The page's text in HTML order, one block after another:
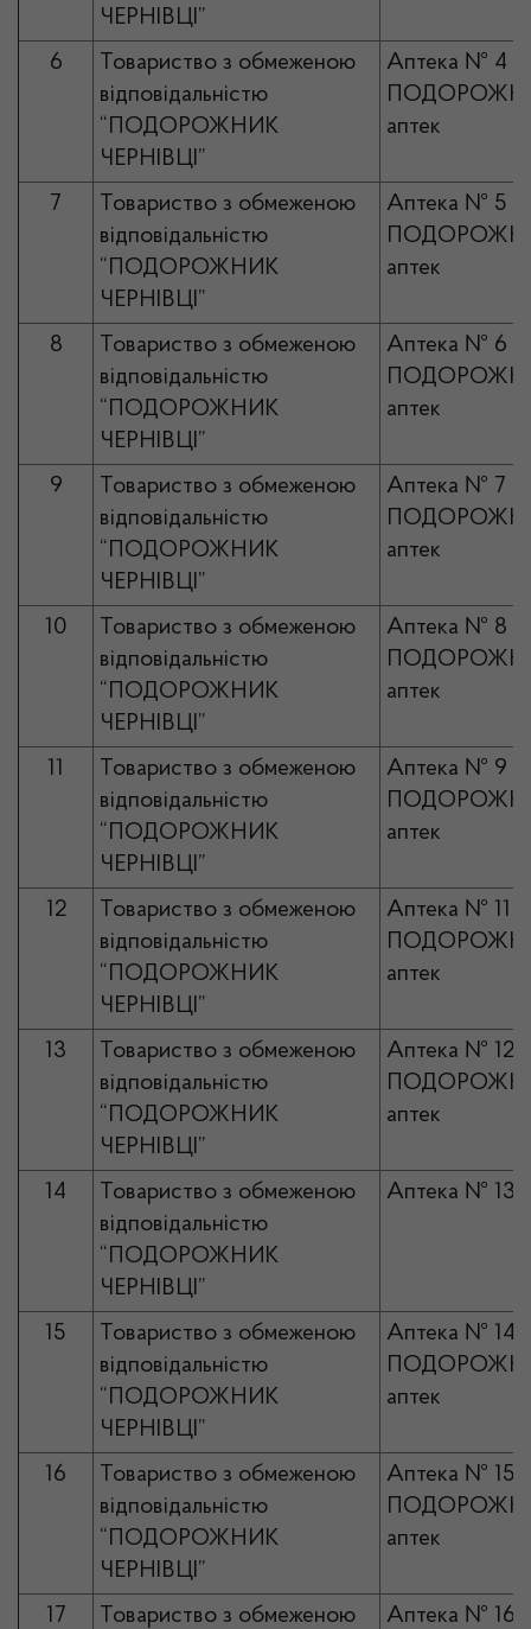
ЧЕРНІВЦІ”
6
Товариство з обмеженою
відповідальністю
“ПОДОРОЖНИК
ЧЕРНІВЦІ”
Аптека № 4
аптек
7
Товариство з обмеженою
відповідальністю
“ПОДОРОЖНИК
ЧЕРНІВЦІ”
Аптека № 5
аптек
8
Товариство з обмеженою
відповідальністю
“ПОДОРОЖНИК
ЧЕРНІВЦІ”
Аптека № 6
аптек
9
Товариство з обмеженою
відповідальністю
“ПОДОРОЖНИК
ЧЕРНІВЦІ”
Аптека № 7
аптек
10
Товариство з обмеженою
відповідальністю
“ПОДОРОЖНИК
ЧЕРНІВЦІ”
Аптека № 8
аптек
11
Товариство з обмеженою
відповідальністю
“ПОДОРОЖНИК
ЧЕРНІВЦІ”
Аптека № 9
аптек
12
Товариство з обмеженою
відповідальністю
“ПОДОРОЖНИК
ЧЕРНІВЦІ”
Аптека № 11
аптек
13
Товариство з обмеженою
відповідальністю
“ПОДОРОЖНИК
ЧЕРНІВЦІ”
Аптека № 12
аптек
14
Товариство з обмеженою
відповідальністю
“ПОДОРОЖНИК
ЧЕРНІВЦІ”
Аптека № 13
15
Товариство з обмеженою
відповідальністю
“ПОДОРОЖНИК
ЧЕРНІВЦІ”
Аптека № 14
аптек
16
Товариство з обмеженою
відповідальністю
“ПОДОРОЖНИК
ЧЕРНІВЦІ”
Аптека № 15
аптек
17
Товариство з обмеженою
Аптека № 16